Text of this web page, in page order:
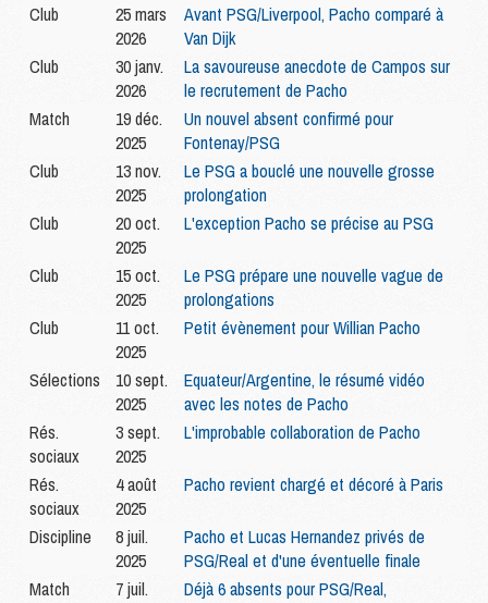
Club
25 mars
2026
Avant PSG/Liverpool, Pacho comparé à
Van Dijk
Club
30 janv.
2026
La savoureuse anecdote de Campos sur
le recrutement de Pacho
Match
19 déc.
2025
Un nouvel absent confirmé pour
Fontenay/PSG
Club
13 nov.
2025
Le PSG a bouclé une nouvelle grosse
prolongation
Club
20 oct.
2025
L'exception Pacho se précise au PSG
Club
15 oct.
2025
Le PSG prépare une nouvelle vague de
prolongations
Club
11 oct.
2025
Petit évènement pour Willian Pacho
Sélections
10 sept.
2025
Equateur/Argentine, le résumé vidéo
avec les notes de Pacho
Rés.
sociaux
3 sept.
2025
L'improbable collaboration de Pacho
Rés.
sociaux
4 août
2025
Pacho revient chargé et décoré à Paris
Discipline
8 juil.
2025
Pacho et Lucas Hernandez privés de
PSG/Real et d'une éventuelle finale
Match
7 juil.
Déjà 6 absents pour PSG/Real,